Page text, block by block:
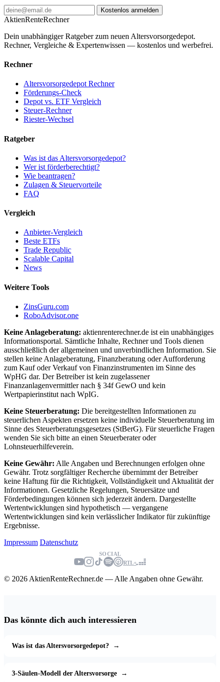
Kostenlos anmelden
AktienRenteRechner
Dein unabhängiger Ratgeber zum neuen Altersvorsorgedepot.
Rechner, Vergleiche & Expertenwissen — kostenlos und werbefrei.
Rechner
Altersvorsorgedepot Rechner
Förderungs-Check
Depot vs. ETF Vergleich
Steuer-Rechner
Riester-Wechsel
Ratgeber
Was ist das Altersvorsorgedepot?
Wer ist förderberechtigt?
Wie beantragen?
Zulagen & Steuervorteile
FAQ
Vergleich
Anbieter-Vergleich
Beste ETFs
Trade Republic
Scalable Capital
News
Weitere Tools
ZinsGuru.com
RoboAdvisor.one
Keine Anlageberatung: aktienrenterechner.de ist ein unabhängiges
Informationsportal. Sämtliche Inhalte, Rechner und Tools dienen
ausschließlich der allgemeinen und unverbindlichen Information. Sie
stellen keine Anlageberatung, Finanzberatung oder Aufforderung
zum Kauf oder Verkauf von Finanzinstrumenten im Sinne des
WpHG dar. Der Betreiber ist kein zugelassener
Finanzanlagenvermittler nach § 34f GewO und kein
Wertpapierinstitut nach WpIG.
Keine Steuerberatung: Die bereitgestellten Informationen zu
steuerlichen Aspekten ersetzen keine individuelle Steuerberatung im
Sinne des Steuerberatungsgesetzes (StBerG). Für steuerliche Fragen
wenden Sie sich bitte an einen Steuerberater oder
Lohnsteuerhilfeverein.
Keine Gewähr: Alle Angaben und Berechnungen erfolgen ohne
Gewähr. Trotz sorgfältiger Recherche übernimmt der Betreiber
keine Haftung für die Richtigkeit, Vollständigkeit und Aktualität der
Informationen. Gesetzliche Regelungen, Steuersätze und
Förderbedingungen können sich jederzeit ändern. Dargestellte
Wertentwicklungen sind hypothetisch — vergangene
Wertentwicklungen sind kein verlässlicher Indikator für zukünftige
Ergebnisse.
Impressum Datenschutz
SOCIAL
RTL+
© 2026 AktienRenteRechner.de — Alle Angaben ohne Gewähr.
Das könnte dich auch interessieren
Was ist das Altersvorsorgedepot? →
3-Säulen-Modell der Altersvorsorge →